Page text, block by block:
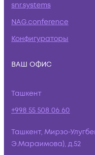
snr.systems
NAG.conference
Конфигураторы
ВАШ ОФИС
Ташкент
+998 55 508 06 60
Ташкент, Мирзо-
Э.Мараимова), д.52